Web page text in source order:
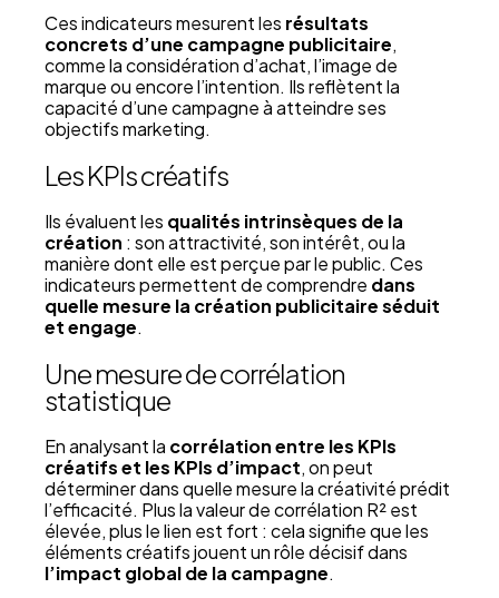
Ces indicateurs mesurent les résultats
concrets d’une campagne publicitaire,
comme la considération d’achat, l’image de
marque ou encore l’intention. Ils reflètent la
capacité d’une campagne à atteindre ses
objectifs marketing.
Les KPIs créatifs
Ils évaluent les qualités intrinsèques de la
création : son attractivité, son intérêt, ou la
manière dont elle est perçue par le public. Ces
indicateurs permettent de comprendre dans
quelle mesure la création publicitaire séduit
et engage.
Une mesure de corrélation
statistique
En analysant la corrélation entre les KPIs
créatifs et les KPIs d’impact, on peut
déterminer dans quelle mesure la créativité prédit
l’efficacité. Plus la valeur de corrélation R² est
élevée, plus le lien est fort : cela signifie que les
éléments créatifs jouent un rôle décisif dans
l’impact global de la campagne.